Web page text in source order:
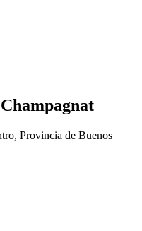
Provincia de Buenos